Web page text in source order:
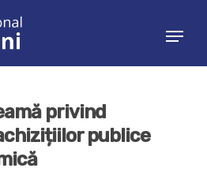
privind
publice